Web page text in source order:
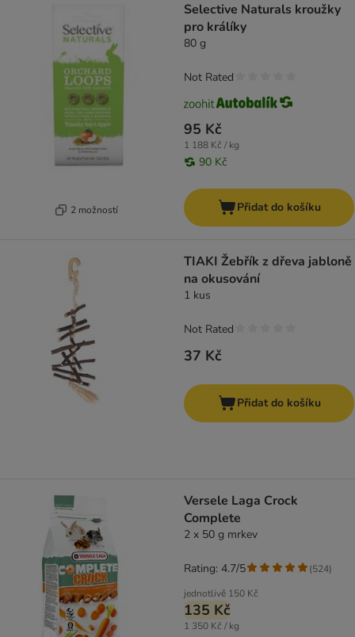
2 možností
Selective Naturals kroužky
pro králíky
80 g
95 Kč
1 188 Kč / kg
90 Kč
Not Rated
Přidat do košíku
TIAKI Žebřík z dřeva jabloně
na okusování
1 kus
37 Kč
Not Rated
Přidat do košíku
Versele Laga Crock
Complete
2 x 50 g mrkev
jednotlivě 150 Kč
135 Kč
1 350 Kč / kg
Rating: 4.7/5 (524)